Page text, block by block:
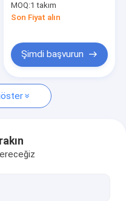
Güneş gölgesine
kapak
MOQ:1 takım
Son Fiyat alın
Şimdi başvurun